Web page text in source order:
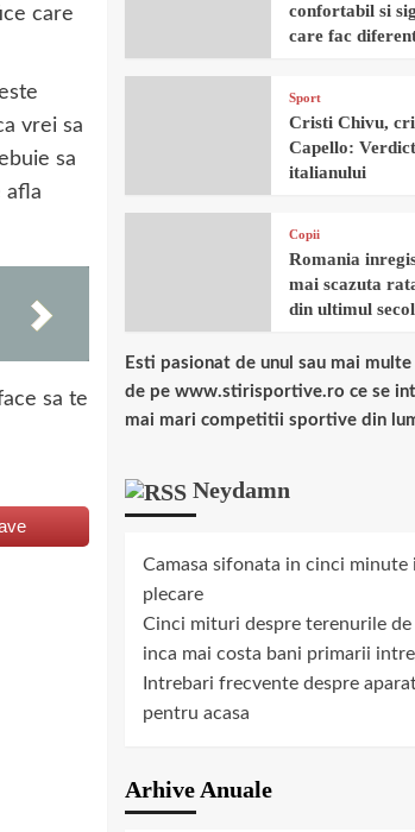
care
vrei sa
sa
afla
sa te
confortabil si
care fac
Sport
Cristi Chivu,
Capello:
italianului
Copii
Romania
mai scazuta
din ultimul secol
Esti pasionat de unul sau mai
de pe www.stirisportive.ro ce se
mai mari competitii sportive din
Neydamn
Camasa sifonata in cinci minute
plecare
Cinci mituri despre terenurile
inca mai costa bani primarii
Intrebari frecvente despre
pentru acasa
Arhive Anuale